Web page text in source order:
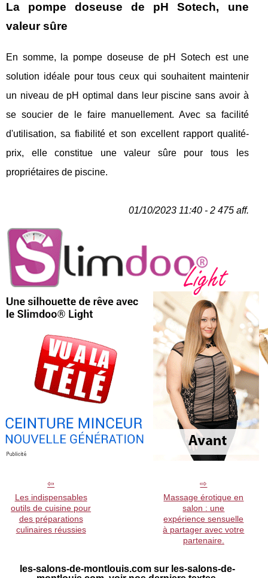
La pompe doseuse de pH Sotech, une
valeur sûre
En somme, la pompe doseuse de pH Sotech est une
solution idéale pour tous ceux qui souhaitent maintenir
un niveau de pH optimal dans leur piscine sans avoir à
se soucier de le faire manuellement. Avec sa facilité
d'utilisation, sa fiabilité et son excellent rapport qualité-
prix, elle constitue une valeur sûre pour tous les
propriétaires de piscine.
01/10/2023 11:40 - 2 475 aff.
Les indispensables
outils de cuisine pour
des préparations
culinaires réussies
Massage érotique en
salon : une
expérience sensuelle
à partager avec votre
partenaire.
les-salons-de-montlouis.com sur les-salons-de-